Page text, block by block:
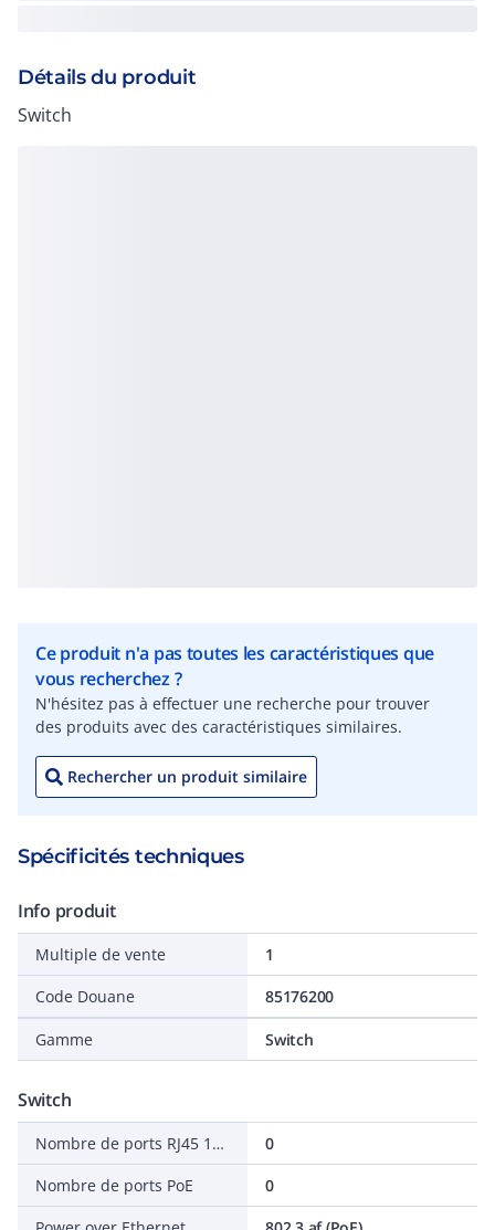
Détails du produit
Switch
Ce produit n'a pas toutes les caractéristiques que
vous recherchez ?
N'hésitez pas à effectuer une recherche pour trouver
des produits avec des caractéristiques similaires.
Rechercher un produit similaire
Spécificités techniques
Info produit
Multiple de vente
1
Code Douane
85176200
Gamme Switch
Switch
Nombre de ports RJ45 10 Gbit/s
0
Nombre de ports PoE
0